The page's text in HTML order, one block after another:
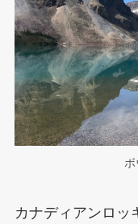
カナディアンロッ